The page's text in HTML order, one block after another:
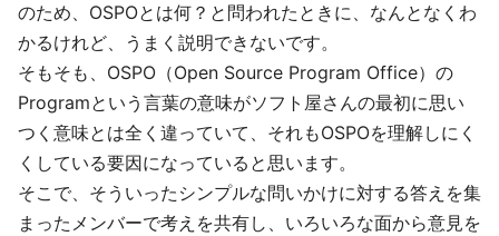
のため、OSPOとは何？と問われたときに、なんとなくわ
かるけれど、うまく説明できないです。
そもそも、OSPO（Open Source Program Office）の
Programという言葉の意味がソフト屋さんの最初に思い
つく意味とは全く違っていて、それもOSPOを理解しにく
くしている要因になっていると思います。
そこで、そういったシンプルな問いかけに対する答えを集
まったメンバーで考えを共有し、いろいろな面から意見を